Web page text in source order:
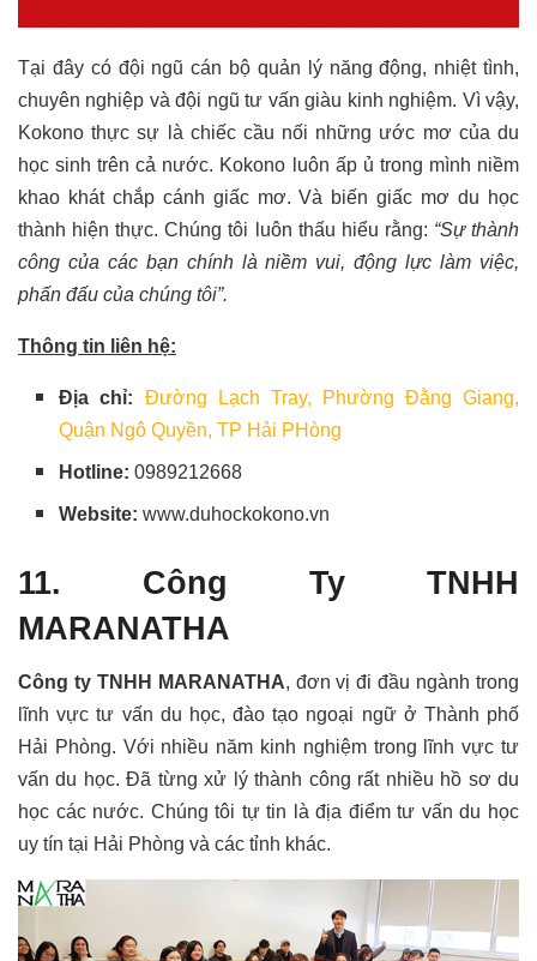
Tại đây có đội ngũ cán bộ quản lý năng động, nhiệt tình,
chuyên nghiệp và đội ngũ tư vấn giàu kinh nghiệm. Vì vậy,
Kokono thực sự là chiếc cầu nối những ước mơ của du
học sinh trên cả nước. Kokono luôn ấp ủ trong mình niềm
khao khát chắp cánh giấc mơ. Và biến giấc mơ du học
thành hiện thực. Chúng tôi luôn thấu hiểu rằng: “Sự thành
công của các bạn chính là niềm vui, động lực làm việc,
phấn đấu của chúng tôi”.
Thông tin liên hệ:
Địa chỉ:
Đường Lạch Tray, Phường Đằng Giang,
Quận Ngô Quyền, TP Hải PHòng
Hotline: 0989212668
Website: www.duhockokono.vn
11. Công Ty TNHH
MARANATHA
Công ty TNHH MARANATHA, đơn vị đi đầu ngành trong
lĩnh vực tư vấn du học, đào tạo ngoại ngữ ở Thành phố
Hải Phòng. Với nhiều năm kinh nghiệm trong lĩnh vực tư
vấn du học. Đã từng xử lý thành công rất nhiều hồ sơ du
học các nước. Chúng tôi tự tin là địa điểm tư vấn du học
uy tín tại Hải Phòng và các tỉnh khác.